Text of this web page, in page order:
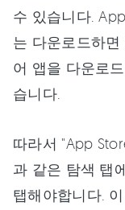
수 있습니다.
는 다운로드하
어 앱을 다운로
습니다.
따라서 "App
과 같은 탐색 탭
탭해야합니다.